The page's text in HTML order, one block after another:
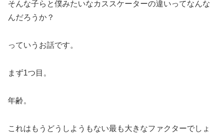
そんな子らと僕みたいなカススケーターの違いってなんな
んだろうか？
っていうお話です。
まず1つ目。
年齢。
これはもうどうしようもない最も大きなファクターでしょ